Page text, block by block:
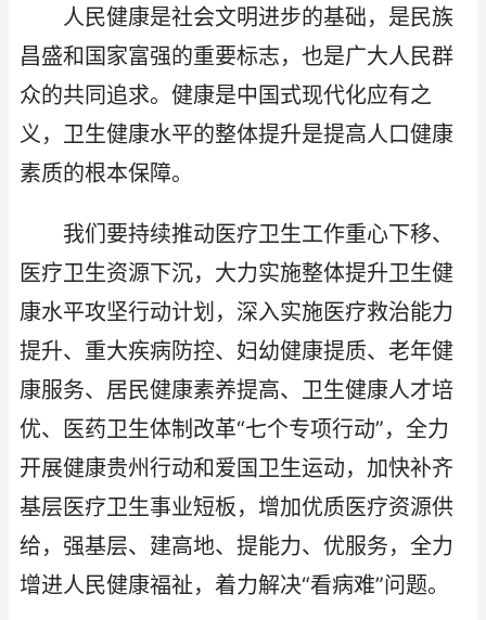
人民健康是社会文明进步的基础，是民族
昌盛和国家富强的重要标志，也是广大人民群
众的共同追求。健康是中国式现代化应有之
义，卫生健康水平的整体提升是提高人口健康
素质的根本保障。
我们要持续推动医疗卫生工作重心下移、
医疗卫生资源下沉，大力实施整体提升卫生健
康水平攻坚行动计划，深入实施医疗救治能力
提升、重大疾病防控、妇幼健康提质、老年健
康服务、居民健康素养提高、卫生健康人才培
优、医药卫生体制改革“七个专项行动”，全力
开展健康贵州行动和爱国卫生运动，加快补齐
基层医疗卫生事业短板，增加优质医疗资源供
给，强基层、建高地、提能力、优服务，全力
增进人民健康福祉，着力解决“看病难”问题。